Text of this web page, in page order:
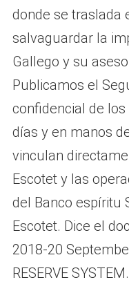
donde se traslada
salvaguardar la
Gallego y su
Publicamos el
confidencial de
días y en manos
vinculan
Escotet y las
del Banco espíritu
Escotet. Dice el
2018-20
RESERVE